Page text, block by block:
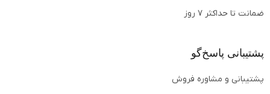
ضمانت تا حداکثر ۷ روز
پشتیبانی پاسخ‌گو
پشتیبانی و مشاوره فروش